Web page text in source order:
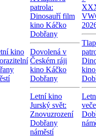
kino
patrola:
Dinosauří film
kino Káčko
Dobřany
Dovolená v
Českém ráji
kino Káčko
Dobřany
Letní kino
Jurský svět:
Znovuzrození
Dobřany
náměstí
X